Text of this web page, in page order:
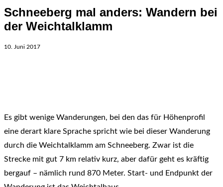
Schneeberg mal anders: Wandern bei
der Weichtalklamm
10. Juni 2017
Es gibt wenige Wanderungen, bei den das für Höhenprofil
eine derart klare Sprache spricht wie bei dieser Wanderung
durch die Weichtalklamm am Schneeberg. Zwar ist die
Strecke mit gut 7 km relativ kurz, aber dafür geht es kräftig
bergauf – nämlich rund 870 Meter. Start- und Endpunkt der